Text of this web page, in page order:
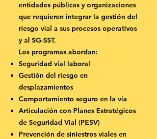
entidades públicas y organizaciones
que requieren integrar la gestión del
riesgo vial a sus procesos operativos
y al SG-SST.
Los programas abordan:
Seguridad vial laboral
Gestión del riesgo en
desplazamientos
Comportamiento seguro en la vía
Articulación con Planes Estratégicos
de Seguridad Vial (PESV)
Prevención de siniestros viales en